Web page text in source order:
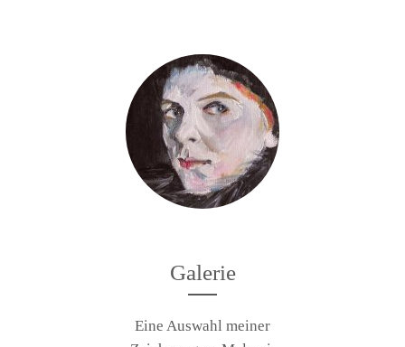
Galerie
Eine Auswahl meiner